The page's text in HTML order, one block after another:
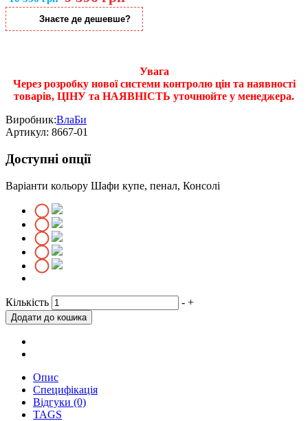
Знаєте де дешевше?
Увага
Через розробку нової системи контролю цін та наявності
товарів, ЦІНУ та НАЯВНІСТЬ уточнюйте у менеджера.
Виробник:ВлаБи
Артикул: 8667-01
Доступні опції
Варіанти кольору Шафи купе, пенал, Консолі
Кількість - +
Опис
Специфікація
Відгуки (0)
TAGS